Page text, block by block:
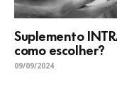
Suplemento
como escolher?
09/09/2024